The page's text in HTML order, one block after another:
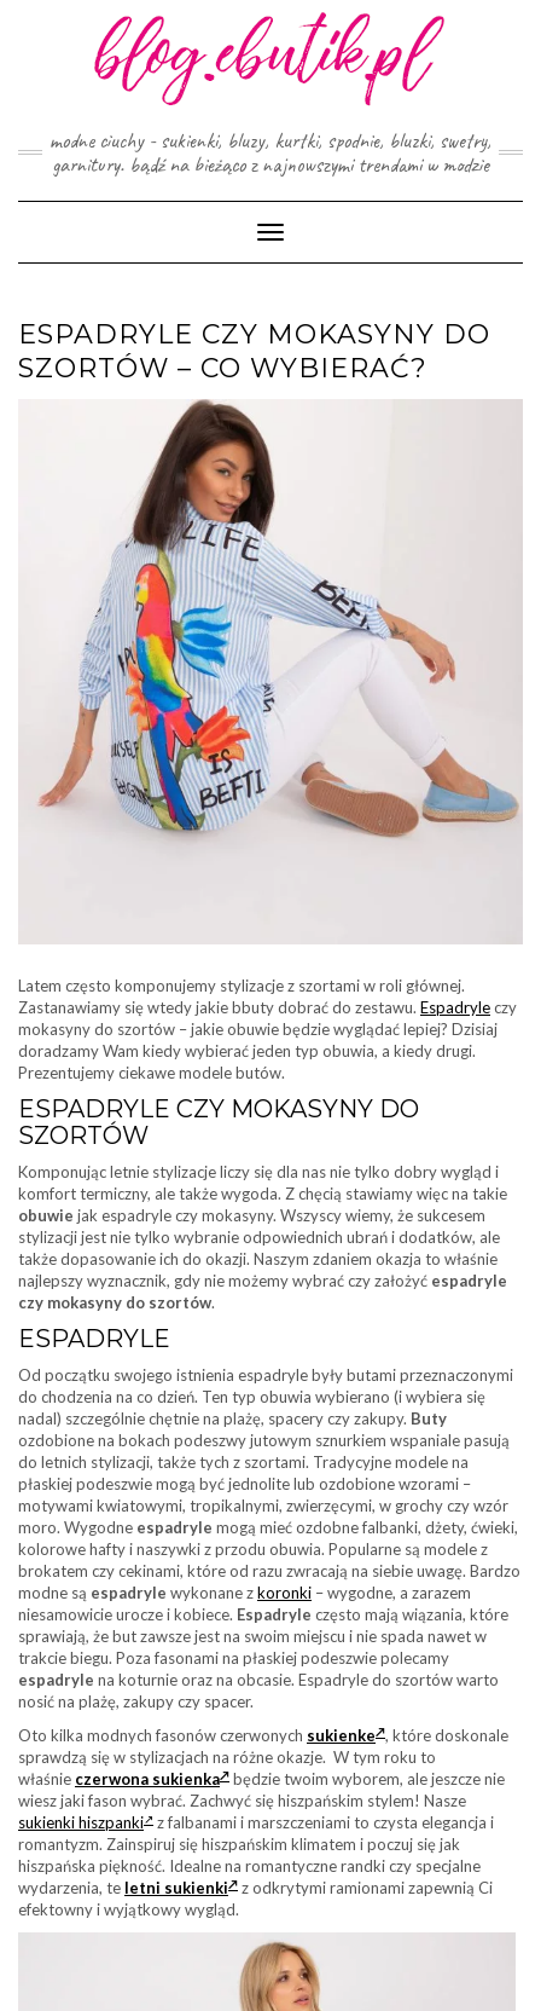
modne ciuchy - sukienki, bluzy, kurtki, spodnie, bluzki, swetry,
garnitury. bądź na bieżąco z najnowszymi trendami w modzie
Toggle
Navigation
ESPADRYLE CZY MOKASYNY DO
SZORTÓW – CO WYBIERAĆ?
Latem często komponujemy stylizacje z szortami w roli głównej.
Zastanawiamy się wtedy jakie bbuty dobrać do zestawu. Espadryleczy
mokasyny do szortów – jakie obuwie będzie wyglądać lepiej? Dzisiaj
doradzamy Wam kiedy wybierać jeden typ obuwia, a kiedy drugi.
Prezentujemy ciekawe modele butów.
ESPADRYLE CZY MOKASYNY DO
SZORTÓW
Komponując letnie stylizacje liczy się dla nas nie tylko dobry wygląd i
komfort termiczny, ale także wygoda. Z chęcią stawiamy więc na takie
obuwie jak espadryle czy mokasyny. Wszyscy wiemy, że sukcesem
stylizacji jest nie tylko wybranie odpowiednich ubrań i dodatków, ale
także dopasowanie ich do okazji. Naszym zdaniem okazja to właśnie
najlepszy wyznacznik, gdy nie możemy wybrać czy założyć espadryle
czy mokasyny do szortów.
ESPADRYLE
Od początku swojego istnienia espadryle były butami przeznaczonymi
do chodzenia na co dzień. Ten typ obuwia wybierano (i wybiera się
nadal) szczególnie chętnie na plażę, spacery czy zakupy. Buty
ozdobione na bokach podeszwy jutowym sznurkiem wspaniale pasują
do letnich stylizacji, także tych z szortami. Tradycyjne modele na
płaskiej podeszwie mogą być jednolite lub ozdobione wzorami –
motywami kwiatowymi, tropikalnymi, zwierzęcymi, w grochy czy wzór
moro. Wygodne espadryle mogą mieć ozdobne falbanki, dżety, ćwieki,
kolorowe hafty i naszywki z przodu obuwia. Popularne są modele z
brokatem czy cekinami, które od razu zwracają na siebie uwagę. Bardzo
modne są espadryle wykonane zkoronki – wygodne, a zarazem
niesamowicie urocze i kobiece. Espadryle często mają wiązania, które
sprawiają, że but zawsze jest na swoim miejscu i nie spada nawet w
trakcie biegu. Poza fasonami na płaskiej podeszwie polecamy
espadryle na koturnie oraz na obcasie. Espadryle do szortów warto
nosić na plażę, zakupy czy spacer.
Oto kilka modnych fasonów czerwonych sukienke , które doskonale
sprawdzą się w stylizacjach na różne okazje. W tym roku to
właśnie czerwona sukienka
będzie twoim wyborem, ale jeszcze nie
wiesz jaki fason wybrać. Zachwyć się hiszpańskim stylem! Nasze
sukienki hiszpanki
z falbanami i marszczeniami to czysta elegancja i
romantyzm. Zainspiruj się hiszpańskim klimatem i poczuj się jak
hiszpańska piękność. Idealne na romantyczne randki czy specjalne
wydarzenia, te letni sukienki
z odkrytymi ramionami zapewnią Ci
efektowny i wyjątkowy wygląd.